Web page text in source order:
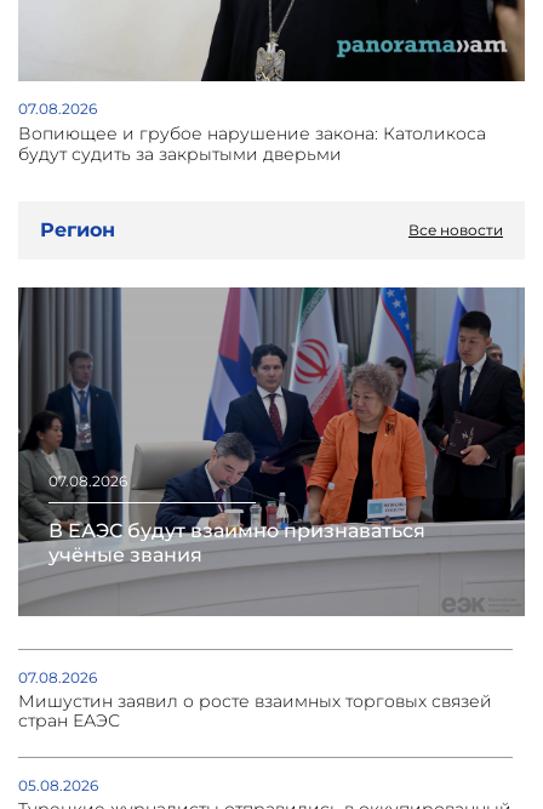
07.08.2026
Вопиющее и грубое нарушение закона: Католикоса
будут судить за закрытыми дверьми
Регион Все новости
07.08.2026
В ЕАЭС будут взаимно признаваться
учёные звания
07.08.2026
Мишустин заявил о росте взаимных торговых связей
стран ЕАЭС
05.08.2026